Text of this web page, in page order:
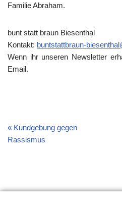
Familie Abraham.
bunt statt braun Biesenthal
Kontakt: buntstattbraun-
Wenn ihr unseren Newsletter
Email.
Kundgebung gegen
Rassismus